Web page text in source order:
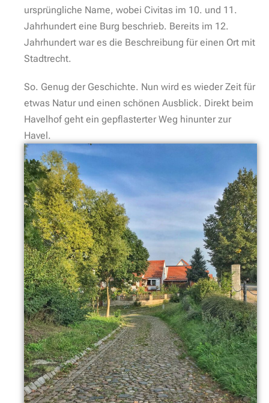
ursprüngliche Name, wobei Civitas im 10. und 11.
Jahrhundert eine Burg beschrieb. Bereits im 12.
Jahrhundert war es die Beschreibung für einen Ort mit
Stadtrecht.
So. Genug der Geschichte. Nun wird es wieder Zeit für
etwas Natur und einen schönen Ausblick. Direkt beim
Havelhof geht ein gepflasterter Weg hinunter zur
Havel.